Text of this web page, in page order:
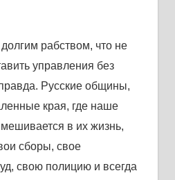
рaбством, что не
упрaвления без
Русские общины,
крaя, где нaше
в их жизнь,
сборы, свое
свою полицию и всегдa